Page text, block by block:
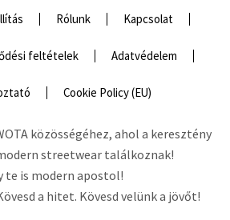
Rólunk Kapcsolat
feltételek Adatvédelem
Cookie Policy (EU)
közösségéhez, ahol a keresztény
streetwear találkoznak!
te is modern apostol!
a hitet. Kövesd velünk a jövőt!